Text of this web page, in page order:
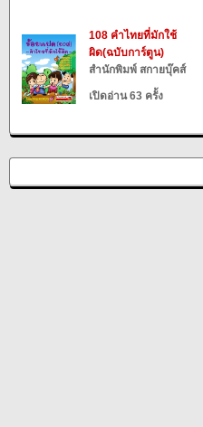
108 คำไทยที่มักใช้
ผิด(ฉบับการ์ตูน)
สำนักพิมพ์ สกายบุ๊คส์
เปิดอ่าน 63 ครั้ง